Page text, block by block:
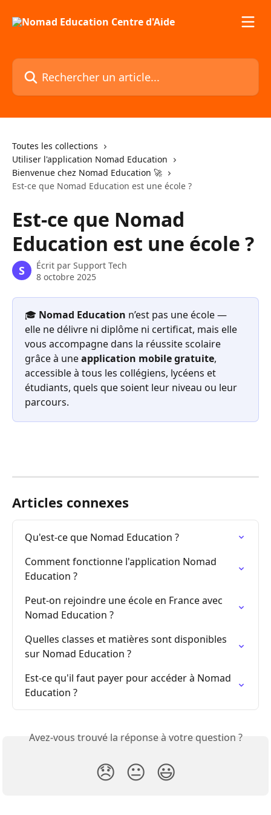
Rechercher un article...
Toutes les collections
Utiliser l'application Nomad Education
Bienvenue chez Nomad Education 🚀
Est-ce que Nomad Education est une école ?
Est-ce que Nomad
Education est une école ?
S Écrit par Support Tech
8 octobre 2025
🎓 Nomad Education n’est pas une école —
elle ne délivre ni diplôme ni certificat, mais elle
vous accompagne dans la réussite scolaire
grâce à une application mobile gratuite,
accessible à tous les collégiens, lycéens et
étudiants, quels que soient leur niveau ou leur
parcours.
Articles connexes
Qu'est-ce que Nomad Education ?
Comment fonctionne l'application Nomad
Education ?
Peut-on rejoindre une école en France avec
Nomad Education ?
Quelles classes et matières sont disponibles
sur Nomad Education ?
Est-ce qu'il faut payer pour accéder à Nomad
Education ?
Avez-vous trouvé la réponse à votre question ?
😞 😐 😃